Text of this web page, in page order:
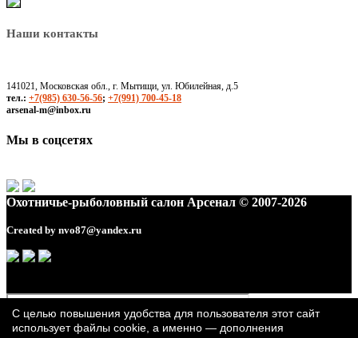
Наши контакты
141021, Московская обл., г. Мытищи, ул. Юбилейная, д.5
тел.: +7(985) 630-56-56; +7(991) 700-45-18
arsenal-m@inbox.ru
Мы в соцсетях
Охотничье-рыболовный салон Арсенал © 2007-2026
Created by nvo87@yandex.ru
С целью повышения удобства для пользователя этот сайт
использует файлы cookie, а именно — дополнения